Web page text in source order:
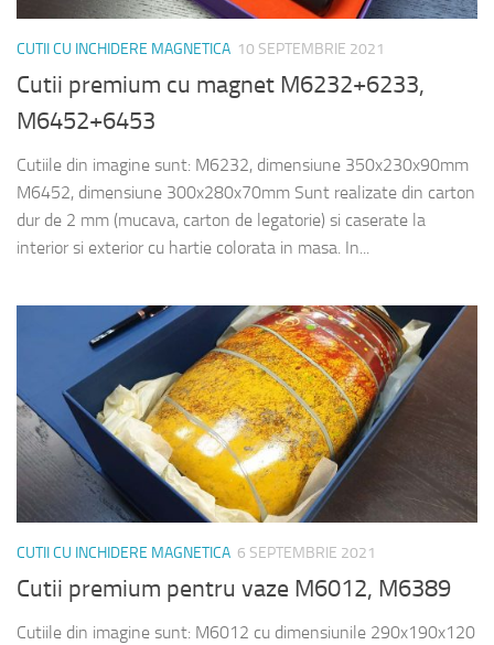
CUTII CU INCHIDERE MAGNETICA 10 SEPTEMBRIE 2021
Cutii premium cu magnet M6232+6233,
M6452+6453
Cutiile din imagine sunt: M6232, dimensiune 350x230x90mm
M6452, dimensiune 300x280x70mm Sunt realizate din carton
dur de 2 mm (mucava, carton de legatorie) si caserate la
interior si exterior cu hartie colorata in masa. In...
CUTII CU INCHIDERE MAGNETICA 6 SEPTEMBRIE 2021
Cutii premium pentru vaze M6012, M6389
Cutiile din imagine sunt: M6012 cu dimensiunile 290x190x120